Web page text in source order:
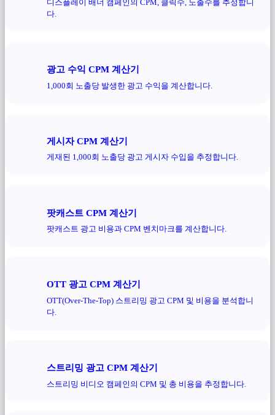
디스플레이 배너 캠페인의 CPM, 클릭수, 노출수를 추정합니
다.
광고 수익 CPM 계산기
1,000회 노출당 발생한 광고 수익을 계산합니다.
게시자 CPM 계산기
게재된 1,000회 노출당 광고 게시자 수입을 추정합니다.
팟캐스트 CPM 계산기
팟캐스트 광고 비용과 CPM 벤치마크를 계산합니다.
OTT 광고 CPM 계산기
OTT(Over-The-Top) 스트리밍 광고 CPM 및 비용을 분석합니
다.
스트리밍 광고 CPM 계산기
스트리밍 비디오 캠페인의 CPM 및 총 비용을 추정합니다.